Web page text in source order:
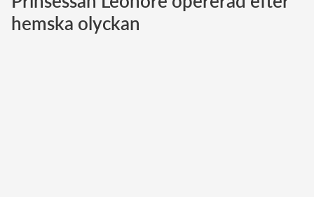
Norska kungahuset
hemska olyckan